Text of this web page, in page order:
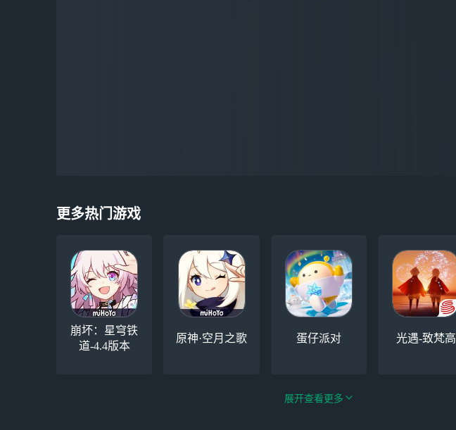
更多热门游戏
崩坏：星穹铁
道-4.4版本
原神·空月之歌 蛋仔派对 光遇-致梵高
展开查看更多